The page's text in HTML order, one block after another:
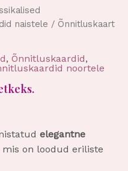
naistele / Õnnitluskaart
, Õnnitluskaardid,
noortele
elegantne
mis on loodud eriliste